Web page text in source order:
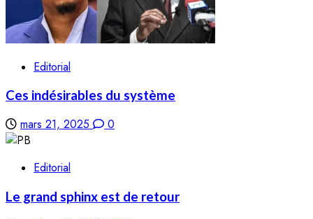
Editorial
Ces indésirables du système
mars 21, 2025 0
Editorial
Le grand sphinx est de retour